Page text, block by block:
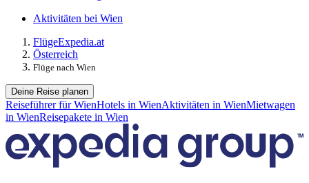
Aktivitäten bei Wien
FlügeExpedia.at
Österreich
Flüge nach Wien
Deine Reise planen
Reiseführer für WienHotels in WienAktivitäten in WienMietwagen
in WienReisepakete in Wien